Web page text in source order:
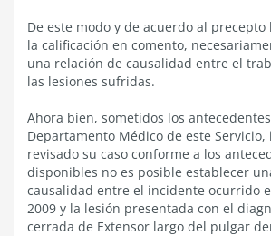
De este modo y de acuerdo al
la calificación en comento,
una relación de causalidad entre el
las lesiones sufridas.
Ahora bien, sometidos los
Departamento Médico de este
revisado su caso conforme a los
disponibles no es posible establecer
causalidad entre el incidente ocurrido
2009 y la lesión presentada con el
cerrada de Extensor largo del pulgar